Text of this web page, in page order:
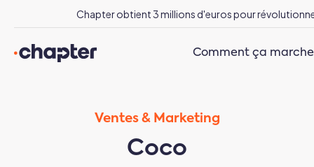
Comment ça marche
Ventes & Marketing
Coco